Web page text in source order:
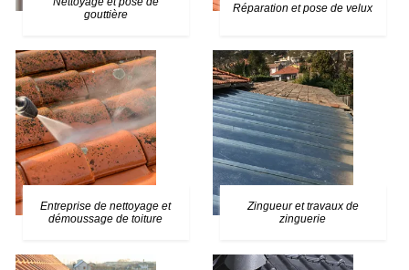
gouttière
Réparation et pose de velux
Entreprise de nettoyage et
démoussage de toiture
Zingueur et travaux de
zinguerie